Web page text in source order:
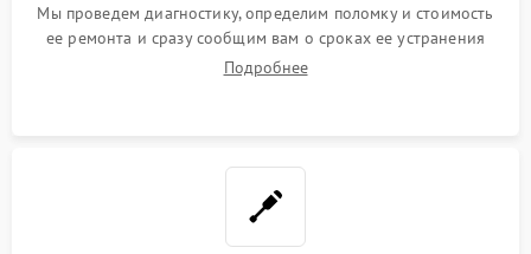
Мы проведем диагностику, определим поломку и стоимость
ее ремонта и сразу сообщим вам о сроках ее устранения
Подробнее